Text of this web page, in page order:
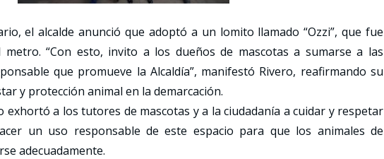
el alcalde anunció que adoptó a un lomito llamado “Ozzi”, que fue
metro. “Con esto, invito a los dueños de mascotas a sumarse a las
que promueve la Alcaldía”, manifestó Rivero, reafirmando su
y protección animal en la demarcación.
exhortó a los tutores de mascotas y a la ciudadanía a cuidar y respetar
un uso responsable de este espacio para que los animales de
adecuadamente.